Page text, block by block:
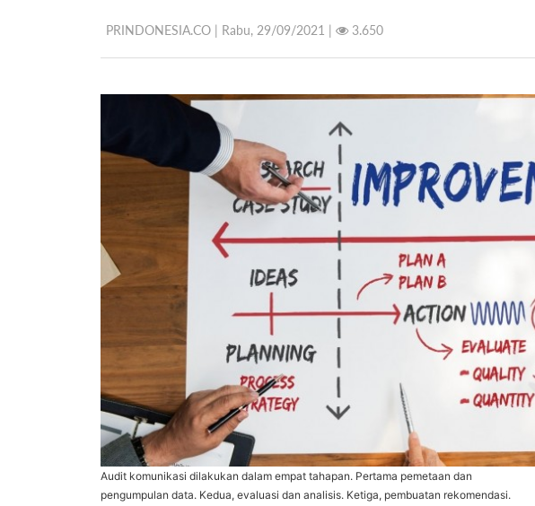
PRINDONESIA.CO | Rabu, 29/09/2021 | 3.650
Audit komunikasi dilakukan dalam empat tahapan. Pertama pemetaan dan
pengumpulan data. Kedua, evaluasi dan analisis. Ketiga, pembuatan rekomendasi.